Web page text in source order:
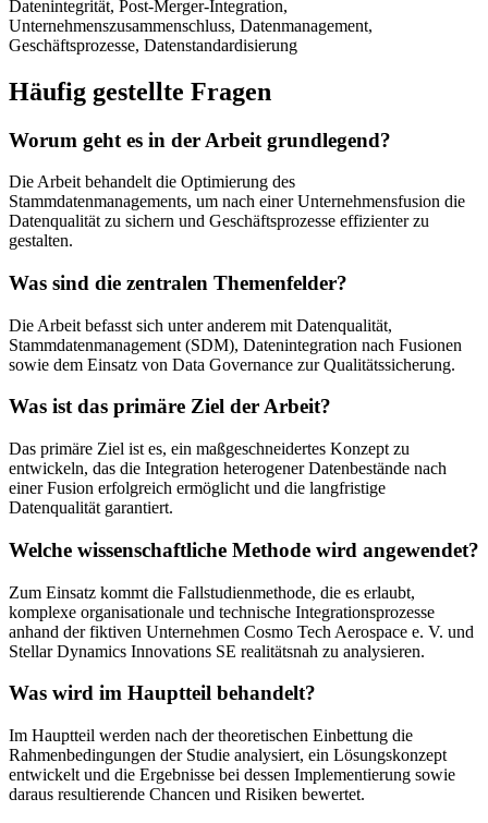
Datenintegrität, Post-Merger-Integration,
Unternehmenszusammenschluss, Datenmanagement,
Geschäftsprozesse, Datenstandardisierung
Häufig gestellte Fragen
Worum geht es in der Arbeit grundlegend?
Die Arbeit behandelt die Optimierung des
Stammdatenmanagements, um nach einer Unternehmensfusion die
Datenqualität zu sichern und Geschäftsprozesse effizienter zu
gestalten.
Was sind die zentralen Themenfelder?
Die Arbeit befasst sich unter anderem mit Datenqualität,
Stammdatenmanagement (SDM), Datenintegration nach Fusionen
sowie dem Einsatz von Data Governance zur Qualitätssicherung.
Was ist das primäre Ziel der Arbeit?
Das primäre Ziel ist es, ein maßgeschneidertes Konzept zu
entwickeln, das die Integration heterogener Datenbestände nach
einer Fusion erfolgreich ermöglicht und die langfristige
Datenqualität garantiert.
Welche wissenschaftliche Methode wird angewendet?
Zum Einsatz kommt die Fallstudienmethode, die es erlaubt,
komplexe organisationale und technische Integrationsprozesse
anhand der fiktiven Unternehmen Cosmo Tech Aerospace e. V. und
Stellar Dynamics Innovations SE realitätsnah zu analysieren.
Was wird im Hauptteil behandelt?
Im Hauptteil werden nach der theoretischen Einbettung die
Rahmenbedingungen der Studie analysiert, ein Lösungskonzept
entwickelt und die Ergebnisse bei dessen Implementierung sowie
daraus resultierende Chancen und Risiken bewertet.